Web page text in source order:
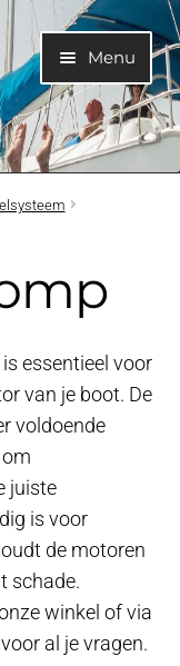
Menu
Submenu
Submenu
Submenu
essentieel voor
van je boot. De
voldoende
juiste
is voor
de motoren
schade.
winkel of via
al je vragen.